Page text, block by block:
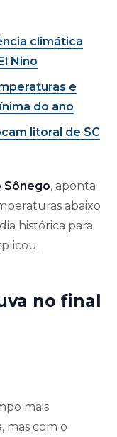
climática
Niño
e
do ano
litoral de SC
Sônego, aponta
abaixo
histórica para
no final
mais
mas com o